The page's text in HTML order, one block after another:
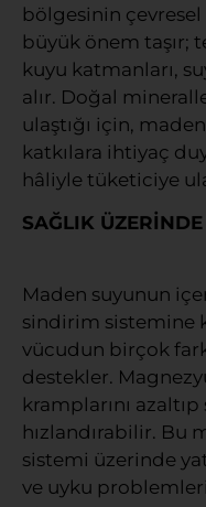
bölgesinin
büyük önem taşır;
kuyu katmanları,
alır. Doğal
ulaştığı için,
katkılara ihtiyaç
hâliyle tüketiciye
SAĞLIK
Maden suyunun
sindirim sistemine
vücudun birçok
destekler.
kramplarını
hızlandırabilir. Bu
sistemi üzerinde
ve uyku